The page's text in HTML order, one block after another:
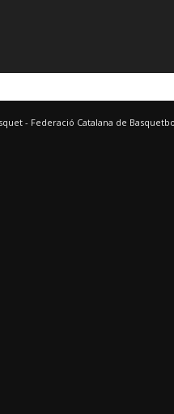
- Federació Catalana de